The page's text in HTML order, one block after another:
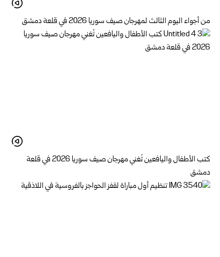
من أجواء اليوم الثالث لمهرجان صيف سوريا 2026 في قلعة دمشق
كتب الأطفال واليافعين تُغني مهرجان صيف سوريا 2026 في قلعة
دمشق